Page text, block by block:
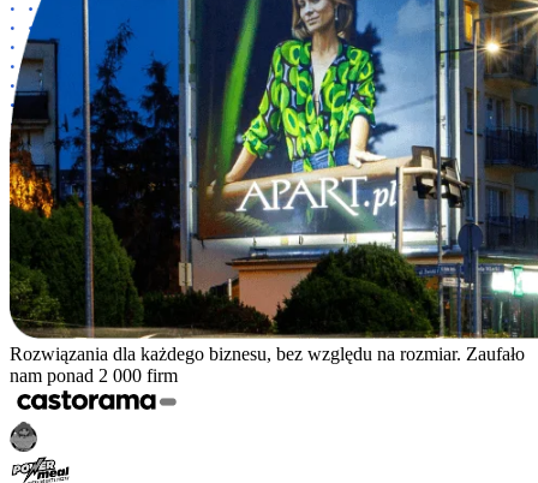
Rozwiązania dla każdego biznesu, bez względu na rozmiar. Zaufało
nam ponad 2 000 firm